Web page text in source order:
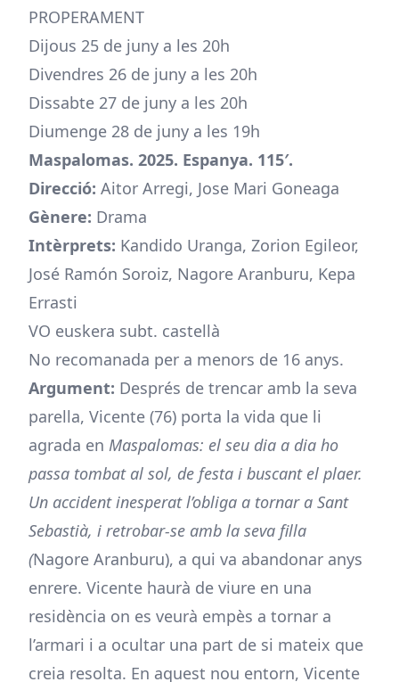
PROPERAMENT
Dijous 25 de juny a les 20h
Divendres 26 de juny a les 20h
Dissabte 27 de juny a les 20h
Diumenge 28 de juny a les 19h
Maspalomas. 2025. Espanya. 115′.
Direcció: Aitor Arregi, Jose Mari Goneaga
Gènere: Drama
Intèrprets: Kandido Uranga, Zorion Egileor,
José Ramón Soroiz, Nagore Aranburu, Kepa
Errasti
VO euskera subt. castellà
No recomanada per a menors de 16 anys.
Argument: Després de trencar amb la seva
parella, Vicente (76) porta la vida que li
agrada en Maspalomas: el seu dia a dia ho
passa tombat al sol, de festa i buscant el plaer.
Un accident inesperat l’obliga a tornar a Sant
Sebastià, i retrobar-se amb la seva filla
(Nagore Aranburu), a qui va abandonar anys
enrere. Vicente haurà de viure en una
residència on es veurà empès a tornar a
l’armari i a ocultar una part de si mateix que
creia resolta. En aquest nou entorn, Vicente